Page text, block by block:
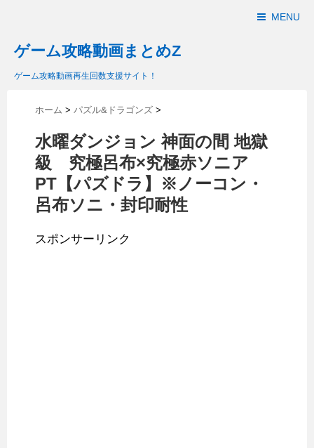
MENU
ゲーム攻略動画まとめZ
ゲーム攻略動画再生回数支援サイト！
ホーム > パズル&ドラゴンズ >
水曜ダンジョン 神面の間 地獄
級 究極呂布×究極赤ソニア
PT【パズドラ】※ノーコン・
呂布ソニ・封印耐性
スポンサーリンク